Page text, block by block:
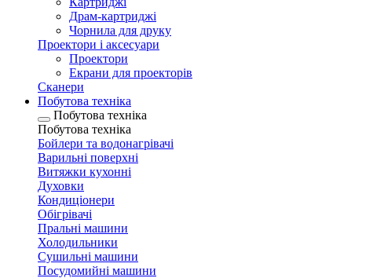
Драм-картриджі
Чорнила для друку
Проектори і аксесуари
Проектори
Екрани для проекторів
Сканери
Побутова техніка
Побутова техніка
Побутова техніка
Бойлери та водонагрівачі
Варильні поверхні
Витяжки кухонні
Духовки
Кондиціонери
Обігрівачі
Пральні машини
Холодильники
Сушильні машини
Посудомийні машини